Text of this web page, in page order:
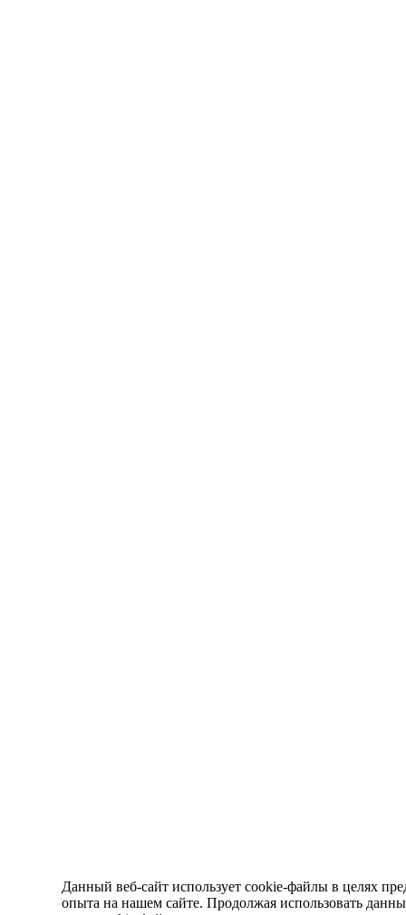
Данный веб-сайт использует cookie-файлы в целях
опыта на нашем сайте. Продолжая использовать